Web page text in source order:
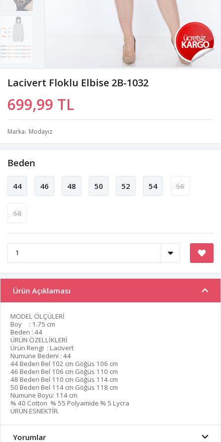
Lacivert Floklu Elbise 2B-1032
699,99 TL
Marka Modayız
Beden
44 46 48 50 52 54 56
58
Ürün Açıklaması
MODEL ÖLÇÜLERİ
Boy : 1.75 cm
Beden : 44
ÜRÜN ÖZELLİKLERİ
Ürün Rengi : Lacivert
Numune Bedeni : 44
44 Beden Bel 102 cm Göğüs 106 cm
46 Beden Bel 106 cm Göğüs 110 cm
48 Beden Bel 110 cm Göğüs 114 cm
50 Beden Bel 114 cm Göğüs 118 cm
Numune Boyu: 114 cm
% 40 Cotton % 55 Polyamide % 5 Lycra
ÜRÜN ESNEKTİR.
Yorumlar